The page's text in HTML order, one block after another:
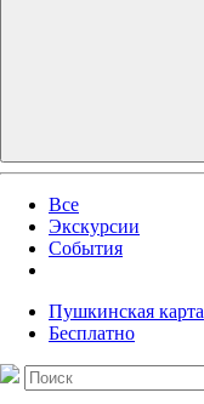
Все
Экскурсии
События
Пушкинская карта
Бесплатно